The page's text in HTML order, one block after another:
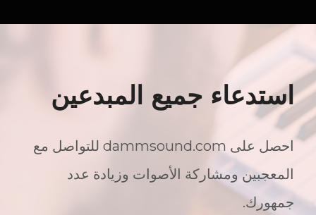
استدعاء جميع المبدعين
احصل على dammsound.com للتواصل مع
المعجبين ومشاركة الأصوات وزيادة عدد
جمهورك.